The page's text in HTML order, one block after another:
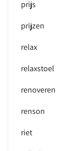
prijs
prijzen
relax
relaxstoel
renoveren
renson
riet